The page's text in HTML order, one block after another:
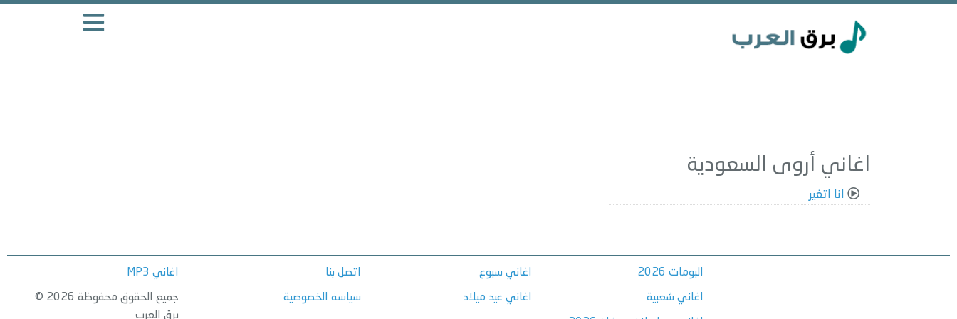
اغاني أروى السعودية
انا اتغير
البومات 2026
اغاني شعبية
اغاني سبوع
اغاني عيد ميلاد
اتصل بنا
سياسة الخصوصية
اغاني MP3
جميع الحقوق محفوظة 2026 ©
برق العرب